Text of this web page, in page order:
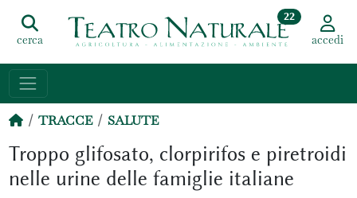
cerca
22
accedi
TRACCE SALUTE
Troppo glifosato, clorpirifos e piretroidi
nelle urine delle famiglie italiane